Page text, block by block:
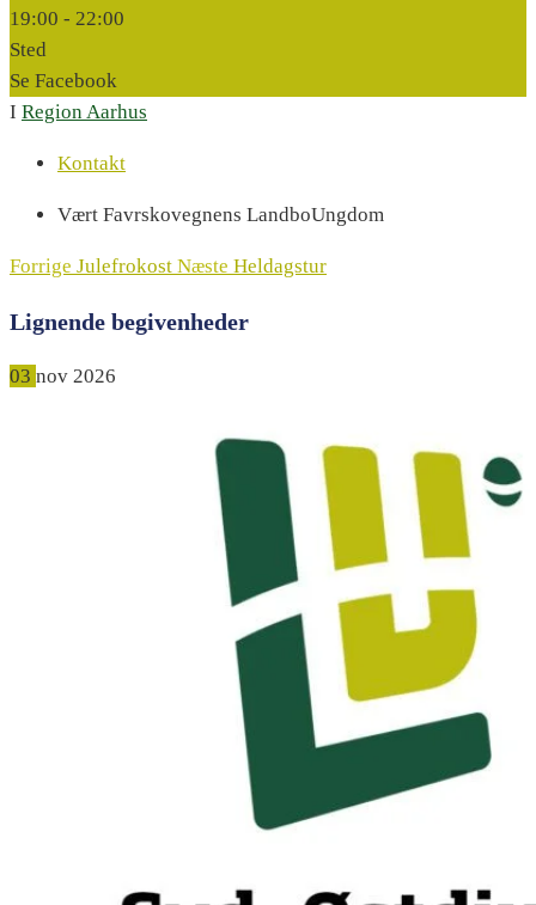
19:00 - 22:00
Sted
Se Facebook
I Region Aarhus
Kontakt
Vært Favrskovegnens LandboUngdom
Forrige Julefrokost Næste Heldagstur
Lignende begivenheder
03 nov 2026